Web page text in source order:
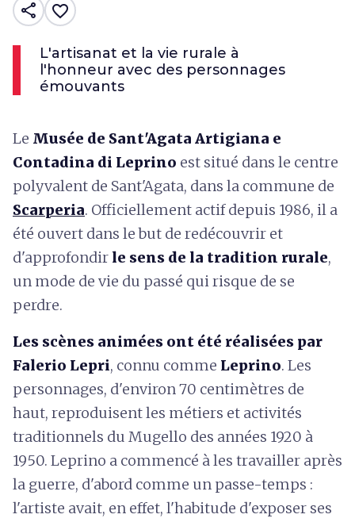
share favorite_border
L'artisanat et la vie rurale à
l'honneur avec des personnages
émouvants
Le Musée de Sant'Agata Artigiana e
Contadina di Leprino est situé dans le centre
polyvalent de Sant'Agata, dans la commune de
Scarperia. Officiellement actif depuis 1986, il a
été ouvert dans le but de redécouvrir et
d'approfondirle sens de la tradition rurale,
un mode de vie du passé qui risque de se
perdre.
Les scènes animées ont été réalisées par
Falerio Lepri, connu comme Leprino. Les
personnages, d'environ 70 centimètres de
haut, reproduisent les métiers et activités
traditionnels du Mugello des années 1920 à
1950. Leprino a commencé à les travailler après
la guerre, d'abord comme un passe-temps :
l'artiste avait, en effet, l'habitude d'exposer ses